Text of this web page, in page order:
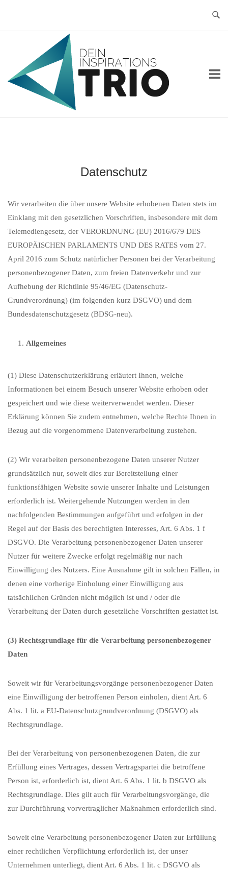
Datenschutz
Wir verarbeiten die über unsere Website erhobenen Daten stets im
Einklang mit den gesetzlichen Vorschriften, insbesondere mit dem
Telemediengesetz, der VERORDNUNG (EU) 2016/679 DES
EUROPÄISCHEN PARLAMENTS UND DES RATES vom 27.
April 2016 zum Schutz natürlicher Personen bei der Verarbeitung
personenbezogener Daten, zum freien Datenverkehr und zur
Aufhebung der Richtlinie 95/46/EG (Datenschutz-
Grundverordnung) (im folgenden kurz DSGVO) und dem
Bundesdatenschutzgesetz (BDSG-neu).
Allgemeines
(1) Diese Datenschutzerklärung erläutert Ihnen, welche
Informationen bei einem Besuch unserer Website erhoben oder
gespeichert und wie diese weiterverwendet werden. Dieser
Erklärung können Sie zudem entnehmen, welche Rechte Ihnen in
Bezug auf die vorgenommene Datenverarbeitung zustehen.
(2) Wir verarbeiten personenbezogene Daten unserer Nutzer
grundsätzlich nur, soweit dies zur Bereitstellung einer
funktionsfähigen Website sowie unserer Inhalte und Leistungen
erforderlich ist. Weitergehende Nutzungen werden in den
nachfolgenden Bestimmungen aufgeführt und erfolgen in der
Regel auf der Basis des berechtigten Interesses, Art. 6 Abs. 1 f
DSGVO. Die Verarbeitung personenbezogener Daten unserer
Nutzer für weitere Zwecke erfolgt regelmäßig nur nach
Einwilligung des Nutzers. Eine Ausnahme gilt in solchen Fällen, in
denen eine vorherige Einholung einer Einwilligung aus
tatsächlichen Gründen nicht möglich ist und / oder die
Verarbeitung der Daten durch gesetzliche Vorschriften gestattet ist.
(3) Rechtsgrundlage für die Verarbeitung personenbezogener
Daten
Soweit wir für Verarbeitungsvorgänge personenbezogener Daten
eine Einwilligung der betroffenen Person einholen, dient Art. 6
Abs. 1 lit. a EU-Datenschutzgrundverordnung (DSGVO) als
Rechtsgrundlage.
Bei der Verarbeitung von personenbezogenen Daten, die zur
Erfüllung eines Vertrages, dessen Vertragspartei die betroffene
Person ist, erforderlich ist, dient Art. 6 Abs. 1 lit. b DSGVO als
Rechtsgrundlage. Dies gilt auch für Verarbeitungsvorgänge, die
zur Durchführung vorvertraglicher Maßnahmen erforderlich sind.
Soweit eine Verarbeitung personenbezogener Daten zur Erfüllung
einer rechtlichen Verpflichtung erforderlich ist, der unser
Unternehmen unterliegt, dient Art. 6 Abs. 1 lit. c DSGVO als